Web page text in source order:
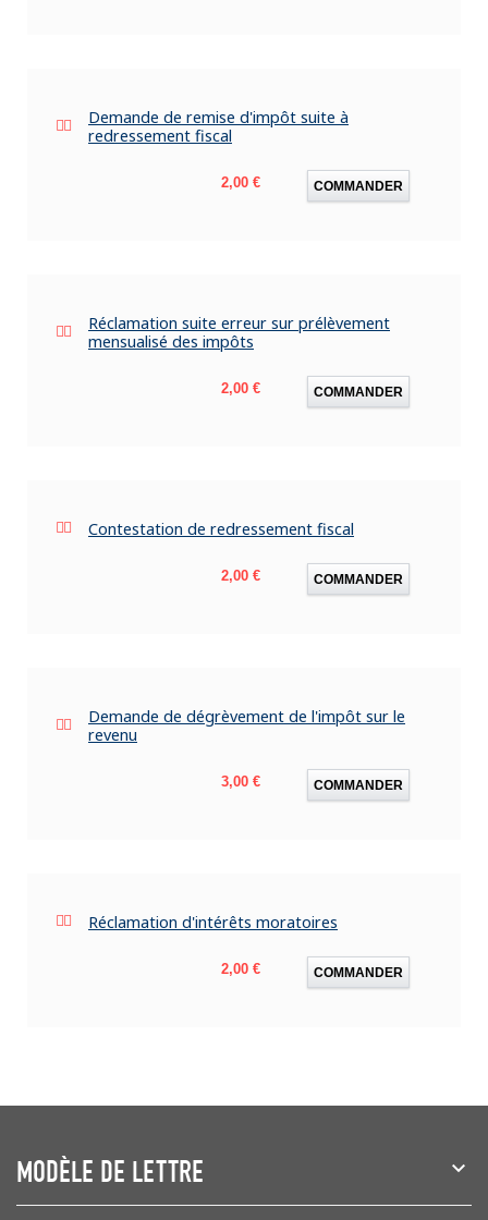
Demande de remise d'impôt suite à
redressement fiscal
Prix
2,00 € COMMANDER
Réclamation suite erreur sur prélèvement
mensualisé des impôts
Prix
2,00 € COMMANDER
Contestation de redressement fiscal
Prix
2,00 € COMMANDER
Demande de dégrèvement de l'impôt sur le
revenu
Prix
3,00 € COMMANDER
Réclamation d'intérêts moratoires
Prix
2,00 € COMMANDER
MODÈLE DE LETTRE